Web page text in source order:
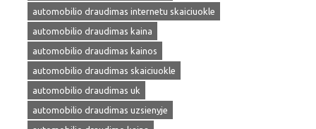
automobilio draudimas internetu skaiciuokle
automobilio draudimas kaina
automobilio draudimas kainos
automobilio draudimas skaiciuokle
automobilio draudimas uk
automobilio draudimas uzsienyje